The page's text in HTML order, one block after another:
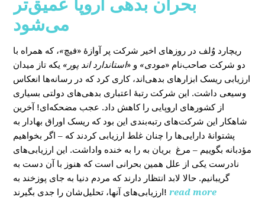
بحران بدهی اروپا عمیق‌تر
می‌شود
ریچارد وُلف در روزهای اخیر شرکت پر آوازۀ «فیچ»، که همراه با
دو شرکت صاحب‌نام «مودی» و «استاندارد اند پور» یکه‌ تاز میدان
ارزیابی ریسک ابزارهای بدهی‌اند، کاری کرد که در رسانه‌ها انعکاس
وسیعی داشت. این شرکت رتبۀ اعتباری بدهی‌های دولتی بسیاری
از کشورهای اروپایی را کاهش داد. عجب مضحکه‌ای! آخرین
شاهکار این شرکت‌های رتبه‌بندی این بود که ریسک‌ اوراق بهادار به
پشتوانۀ دارایی‌‌ها را چنان غلط ارزیابی کردند که – اگر بخواهیم
مؤدبانه بگوییم – مرغ بریان به را به خنده واداشت. این ارزیابی‌های
نادرست یکی از علل همین بحرانی است که هنوز با آن دست به
گریبانیم. حالا لابد انتظار دارند که مردم دنیا به جای پوزخند به
ارزیابی‌های آنها، تحلیل‌‌شان را جدی بگیرند! read more